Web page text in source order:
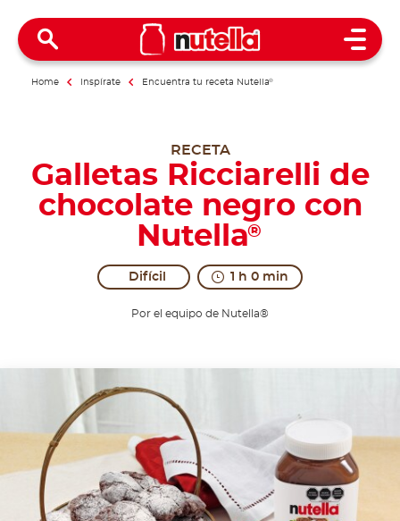
Open
Home Inspírate Encuentra tu receta Nutella®
RECETA
Galletas Ricciarelli de
chocolate negro con
Nutella®
Difícil 1 h 0 min
Por el equipo de Nutella®